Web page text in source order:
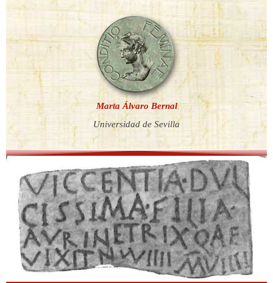
Marta Álvaro Bernal
Universidad de Sevilla